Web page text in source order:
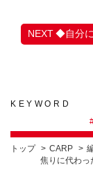
◆自分
KEYWORD
トップ CARP
焦りに代わっ